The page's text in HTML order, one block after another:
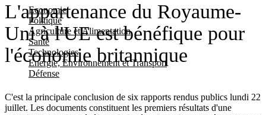
Economie
Politique
Agriculture et Alimentation
Santé
Technologies
Energie, Environnement et Transport
Défense
L'appartenance du Royaume-
Uni à l'UE est bénéfique pour
l'économie britannique
C'est la principale conclusion de six rapports rendus publics lundi 22
juillet. Les documents constituent les premiers résultats d'une